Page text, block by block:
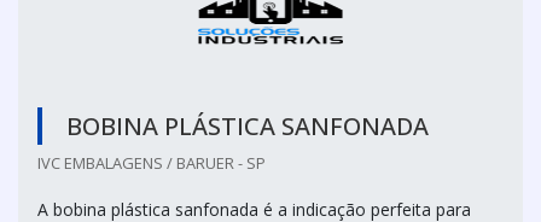
BOBINA PLÁSTICA SANFONADA
IVC EMBALAGENS / BARUER - SP
A bobina plástica sanfonada é a indicação perfeita para